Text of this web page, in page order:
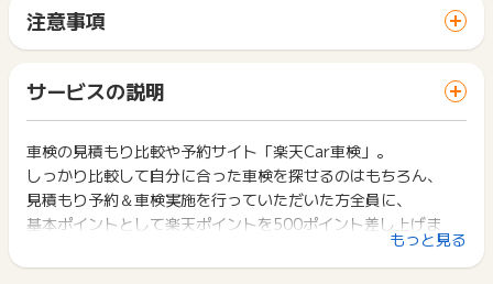
サポートでも対応いたしかねますので、ご了承のうえご利用く
ださい。
・獲得予定ポイントに反映されない
・非承認理由
※ポイントに関するお問い合わせは、ポイントタウンのサポート
お問い合わせをした場合、ポイント獲得対象外となる場合がご
ざいます。
サイトに移動してからお申し込みやお買い物が完了するまでの
間に、同じブラウザ（※）で他のサイトに移動した場合はポイン
ト獲得ができません。
「 申込をしてポイントGET 」ボタンを押した時とサービス・
お買い物利用時で、デバイス・ブラウザが異なる場合はポイン
ト獲得ができません。
2回以上同じお買い物・サービスをご利用される場合は、毎回
ポイントタウンに戻り、「 申込をしてポイントGET 」ボタン
を押してからご利用ください。
下記の事項に該当する場合、広告主側で対象外とみなし、「獲
注意事項
一部のサービスにつきましては、1商品につき10円単位の金額
は切り捨てとなります。
ポイント獲得が1ポイント未満のものは切り捨てとなり、ポイ
ント履歴には記載されません。
原則として広告主側のポイント等を利用して支払われた金額分
につきましては、ポイントタウンのポイント獲得の対象には含
まれません。
広告主が運営しているサービスの都合もしくは会員様の都合で
商品の交換や一部でもキャンセルされた場合、ポイントが無効
になる可能性もございます。
サービスの説明
車検の見積もり比較や予約サイト「楽天Car車検」。
しっかり比較して自分に合った車検を探せるのはもちろん、
見積もり予約＆車検実施を行っていただいた方全員に、
基本ポイントとして楽天ポイントを500ポイント差し上げま
もっと見る